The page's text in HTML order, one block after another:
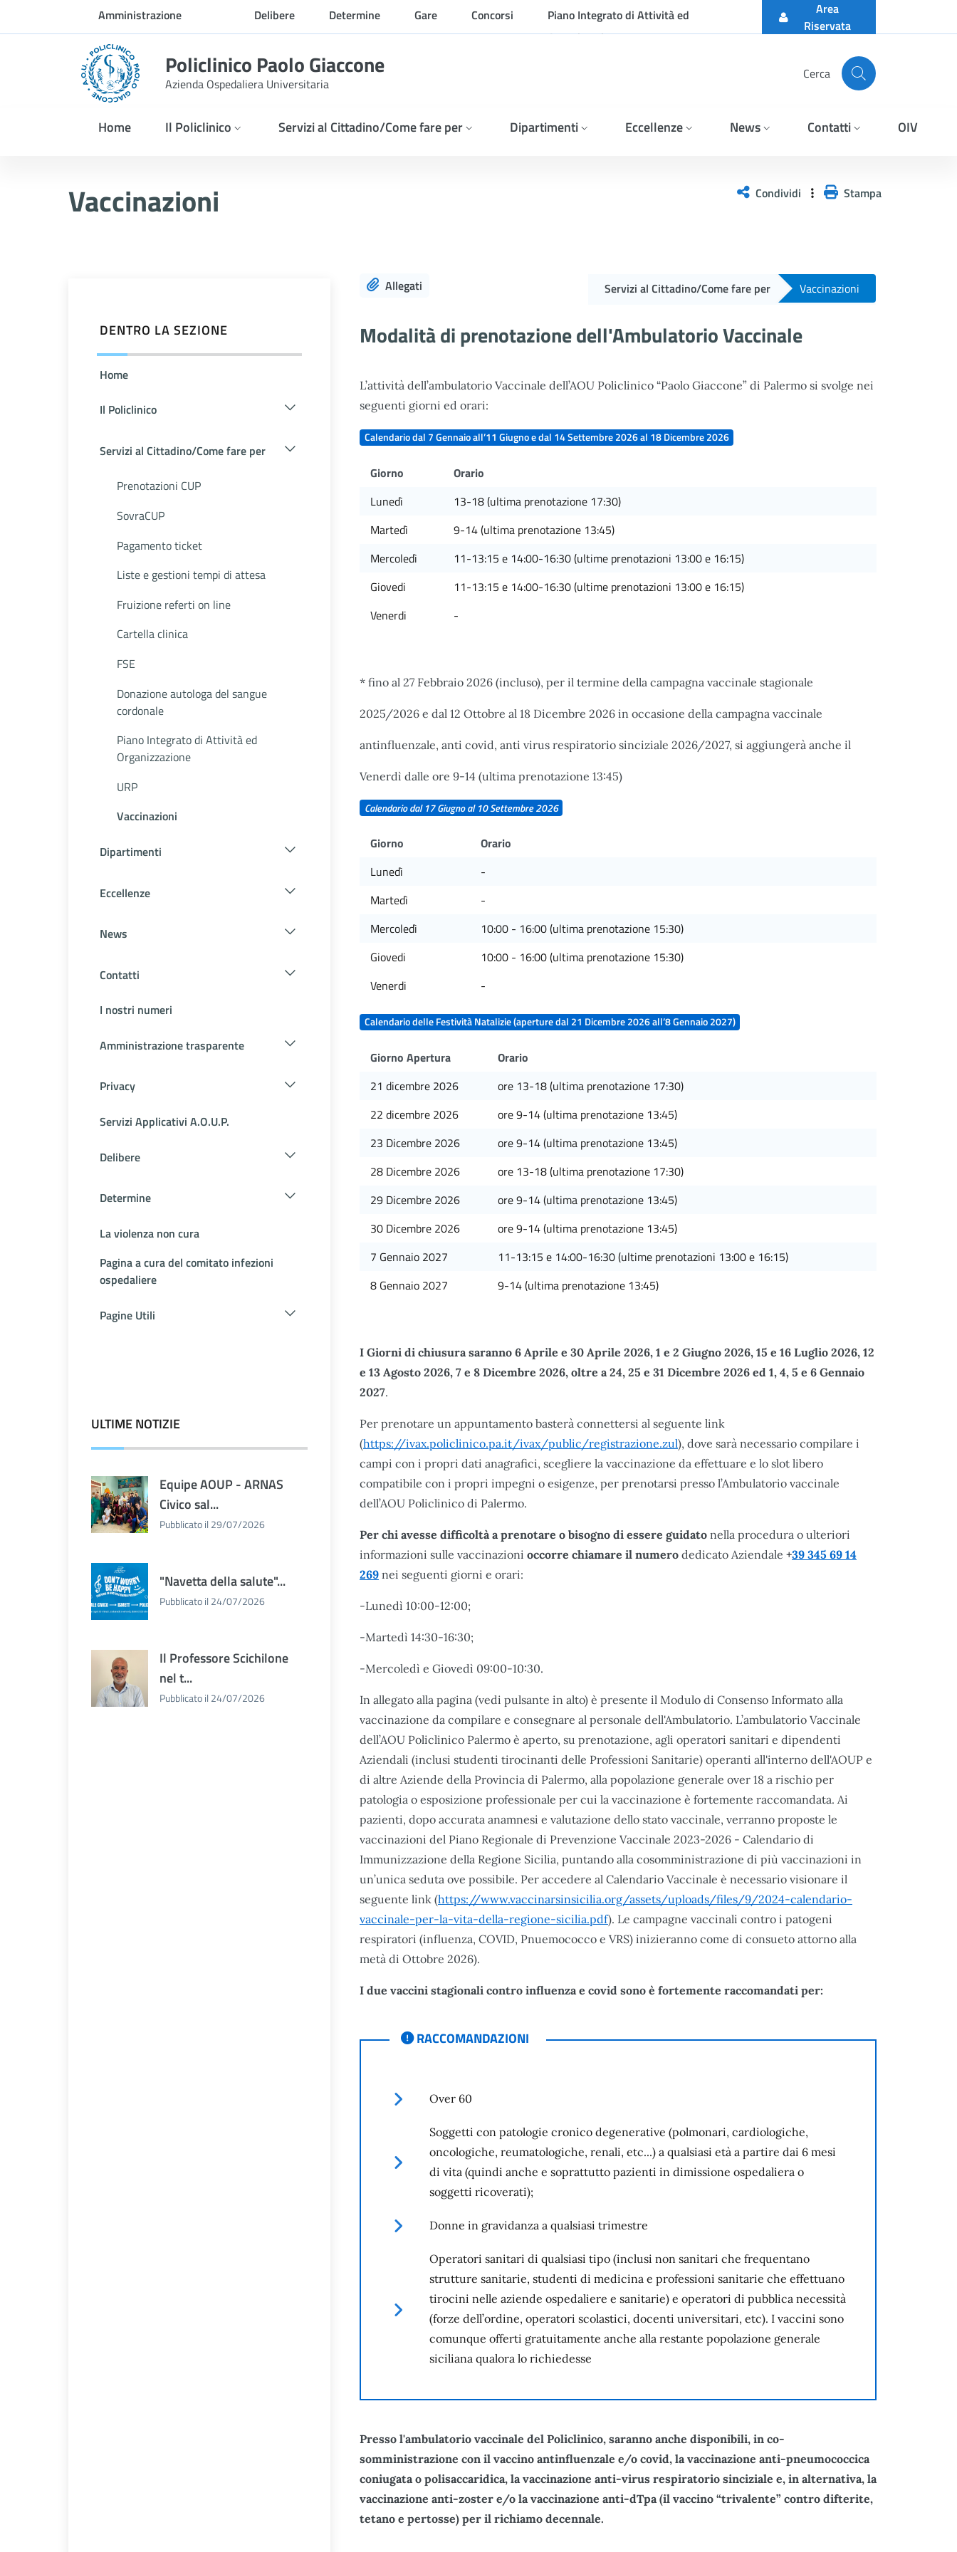
Skip to Main ContentAmministrazione
trasparente
Delibere Determine Gare Concorsi
Piano Integrato di Attività ed
Organizzazione
Area
Riservata
Policlinico Paolo Giaccone
Azienda Ospedaliera Universitaria
Cerca
Home Il Policlinico Servizi al Cittadino/Come fare per Dipartimenti Eccellenze News Contatti OIV
Vaccinazioni Condividi Stampa
DENTRO LA SEZIONE
Home
Il Policlinico
Servizi al Cittadino/Come fare per
Prenotazioni CUP
SovraCUP
Pagamento ticket
Liste e gestioni tempi di attesa
Fruizione referti on line
Cartella clinica
FSE
Donazione autologa del sangue
cordonale
Piano Integrato di Attività ed
Organizzazione
URP
Vaccinazioni
Dipartimenti
Eccellenze
News
Contatti
I nostri numeri
Amministrazione trasparente
Privacy
Servizi Applicativi A.O.U.P.
Delibere
Determine
La violenza non cura
Pagina a cura del comitato infezioni
ospedaliere
Pagine Utili
ULTIME NOTIZIE
Equipe AOUP - ARNAS
Civico sal...
Pubblicato il 29/07/2026
"Navetta della salute"...
Pubblicato il 24/07/2026
Il Professore Scichilone
nel t...
Pubblicato il 24/07/2026
Allegati Servizi al Cittadino/Come fare per Vaccinazioni
Modalità di prenotazione dell'Ambulatorio Vaccinale
L’attività dell’ambulatorio Vaccinale dell’AOU Policlinico “Paolo Giaccone” di Palermo si svolge nei
seguenti giorni ed orari:
Calendario dal 7 Gennaio all’11 Giugno e dal 14 Settembre 2026 al 18 Dicembre 2026
Giorno
Orario
Lunedì
13-18 (ultima prenotazione 17:30)
Martedì
9-14 (ultima prenotazione 13:45)
Mercoledì
11-13:15 e 14:00-16:30 (ultime prenotazioni 13:00 e 16:15)
Giovedi
11-13:15 e 14:00-16:30 (ultime prenotazioni 13:00 e 16:15)
Venerdi
-
* fino al 27 Febbraio 2026 (incluso), per il termine della campagna vaccinale stagionale
2025/2026 e dal 12 Ottobre al 18 Dicembre 2026 in occasione della campagna vaccinale
antinfluenzale, anti covid, anti virus respiratorio sinciziale 2026/2027, si aggiungerà anche il
Venerdì dalle ore 9-14 (ultima prenotazione 13:45)
Calendario dal 17 Giugno al 10 Settembre 2026
Giorno
Orario
Lunedì
-
Martedì
-
Mercoledì
10:00 - 16:00 (ultima prenotazione 15:30)
Giovedi
10:00 - 16:00 (ultima prenotazione 15:30)
Venerdi
-
Calendario delle Festività Natalizie (aperture dal 21 Dicembre 2026 all’8 Gennaio 2027)
Giorno Apertura
Orario
21 dicembre 2026
ore 13-18 (ultima prenotazione 17:30)
22 dicembre 2026
ore 9-14 (ultima prenotazione 13:45)
23 Dicembre 2026
ore 9-14 (ultima prenotazione 13:45)
28 Dicembre 2026
ore 13-18 (ultima prenotazione 17:30)
29 Dicembre 2026
ore 9-14 (ultima prenotazione 13:45)
30 Dicembre 2026
ore 9-14 (ultima prenotazione 13:45)
7 Gennaio 2027
11-13:15 e 14:00-16:30 (ultime prenotazioni 13:00 e 16:15)
8 Gennaio 2027
9-14 (ultima prenotazione 13:45)
I Giorni di chiusura saranno 6 Aprile e 30 Aprile 2026, 1 e 2 Giugno 2026, 15 e 16 Luglio 2026, 12
e 13 Agosto 2026, 7 e 8 Dicembre 2026, oltre a 24, 25 e 31 Dicembre 2026 ed 1, 4, 5 e 6 Gennaio
2027.
Per prenotare un appuntamento basterà connettersi al seguente link
(https://ivax.policlinico.pa.it/ivax/public/registrazione.zul), dove sarà necessario compilare i
campi con i propri dati anagrafici, scegliere la vaccinazione da effettuare e lo slot libero
compatibile con i propri impegni o esigenze, per prenotarsi presso l’Ambulatorio vaccinale
dell’AOU Policlinico di Palermo.
Per chi avesse difficoltà a prenotare o bisogno di essere guidato nella procedura o ulteriori
informazioni sulle vaccinazioni occorre chiamare il numero dedicato Aziendale +39 345 69 14
269 nei seguenti giorni e orari:
-Lunedì 10:00-12:00;
-Martedì 14:30-16:30;
-Mercoledì e Giovedì 09:00-10:30.
In allegato alla pagina (vedi pulsante in alto) è presente il Modulo di Consenso Informato alla
vaccinazione da compilare e consegnare al personale dell'Ambulatorio. L’ambulatorio Vaccinale
dell’AOU Policlinico Palermo è aperto, su prenotazione, agli operatori sanitari e dipendenti
Aziendali (inclusi studenti tirocinanti delle Professioni Sanitarie) operanti all'interno dell'AOUP e
di altre Aziende della Provincia di Palermo, alla popolazione generale over 18 a rischio per
patologia o esposizione professionale per cui la vaccinazione è fortemente raccomandata. Ai
pazienti, dopo accurata anamnesi e valutazione dello stato vaccinale, verranno proposte le
vaccinazioni del Piano Regionale di Prevenzione Vaccinale 2023-2026 - Calendario di
Immunizzazione della Regione Sicilia, puntando alla cosomministrazione di più vaccinazioni in
un’unica seduta ove possibile. Per accedere al Calendario Vaccinale è necessario visionare il
seguente link (https://www.vaccinarsinsicilia.org/assets/uploads/files/9/2024-calendario-
vaccinale-per-la-vita-della-regione-sicilia.pdf). Le campagne vaccinali contro i patogeni
respiratori (influenza, COVID, Pnuemococco e VRS) inizieranno come di consueto attorno alla
metà di Ottobre 2026).
I due vaccini stagionali contro influenza e covid sono è fortemente raccomandati per:
RACCOMANDAZIONI
RACCOMANDAZIONI
Over 60
Soggetti con patologie cronico degenerative (polmonari, cardiologiche,
oncologiche, reumatologiche, renali, etc...) a qualsiasi età a partire dai 6 mesi
di vita (quindi anche e soprattutto pazienti in dimissione ospedaliera o
soggetti ricoverati);
Donne in gravidanza a qualsiasi trimestre
Operatori sanitari di qualsiasi tipo (inclusi non sanitari che frequentano
strutture sanitarie, studenti di medicina e professioni sanitarie che effettuano
tirocini nelle aziende ospedaliere e sanitarie) e operatori di pubblica necessità
(forze dell’ordine, operatori scolastici, docenti universitari, etc). I vaccini sono
comunque offerti gratuitamente anche alla restante popolazione generale
siciliana qualora lo richiedesse
Presso l'ambulatorio vaccinale del Policlinico, saranno anche disponibili, in co-
somministrazione con il vaccino antinfluenzale e/o covid, la vaccinazione anti-pneumococcica
coniugata o polisaccaridica, la vaccinazione anti-virus respiratorio sinciziale e, in alternativa, la
vaccinazione anti-zoster e/o la vaccinazione anti-dTpa (il vaccino “trivalente” contro difterite,
tetano e pertosse) per il richiamo decennale.